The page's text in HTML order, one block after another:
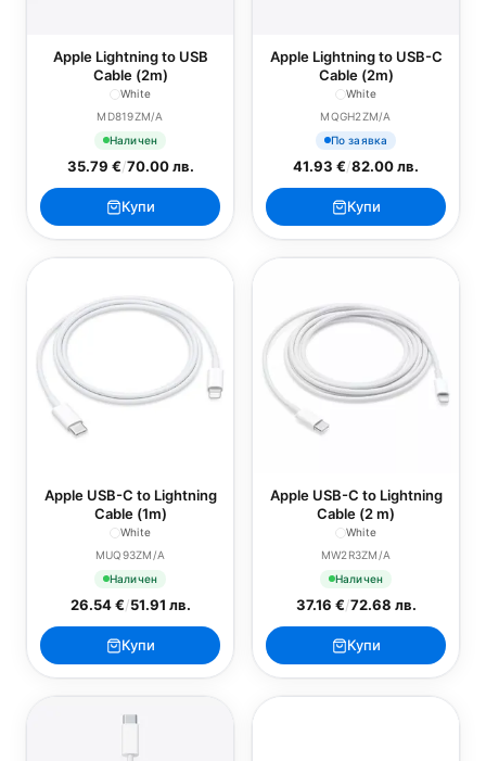
Apple Lightning to USB
Cable (2m)
White
MD819ZM/A
Наличен
35.79 €/70.00 лв.
Купи
Apple Lightning to USB-C
Cable (2m)
White
MQGH2ZM/A
По заявка
41.93 €/82.00 лв.
Купи
Apple USB-C to Lightning
Cable (1m)
White
MUQ93ZM/A
Наличен
26.54 €/51.91 лв.
Купи
Apple USB-C to Lightning
Cable (2 m)
White
MW2R3ZM/A
Наличен
37.16 €/72.68 лв.
Купи